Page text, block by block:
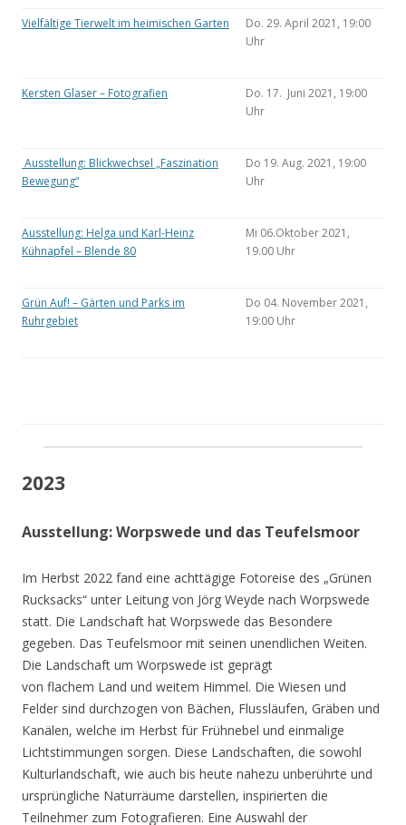
Vielfältige Tierwelt im heimischen Garten
Do. 29. April 2021, 19:00
Uhr
Kersten Glaser – Fotografien
Do. 17. Juni 2021, 19:00
Uhr
Ausstellung: Blickwechsel „Faszination
Bewegung“
Do 19. Aug. 2021, 19:00
Uhr
Ausstellung: Helga und Karl-Heinz
Kühnapfel – Blende 80
Mi 06.Oktober 2021,
19.00 Uhr
Grün Auf! – Gärten und Parks im
Ruhrgebiet
Do 04. November 2021,
19:00 Uhr
2023
Ausstellung: Worpswede und das Teufelsmoor
Im Herbst 2022 fand eine achttägige Fotoreise des „Grünen
Rucksacks“ unter Leitung von Jörg Weyde nach Worpswede
statt. Die Landschaft hat Worpswede das Besondere
gegeben. Das Teufelsmoor mit seinen unendlichen Weiten.
Die Landschaft um Worpswede ist geprägt
von flachem Land und weitem Himmel. Die Wiesen und
Felder sind durchzogen von Bächen, Flussläufen, Gräben und
Kanälen, welche im Herbst für Frühnebel und einmalige
Lichtstimmungen sorgen. Diese Landschaften, die sowohl
Kulturlandschaft, wie auch bis heute nahezu unberührte und
ursprüngliche Naturräume darstellen, inspirierten die
Teilnehmer zum Fotografieren. Eine Auswahl der